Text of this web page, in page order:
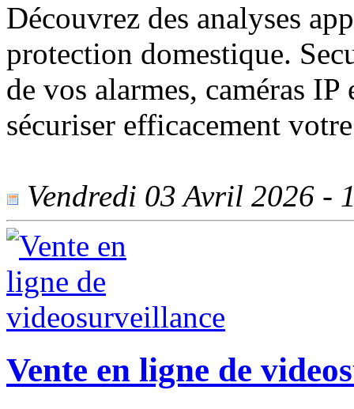
Découvrez des analyses
protection domestique.
de vos alarmes, caméras
sécuriser efficacement
Vendredi 03 Avril 2026 -
Vente en ligne de